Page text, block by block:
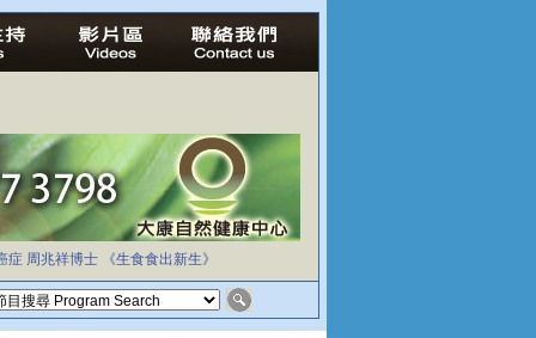
症 周兆祥博士 《生食食出新生》